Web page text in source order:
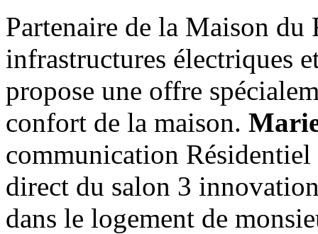
Partenaire de la Maison
infrastructures électriques
propose une offre
confort de la maison.
communication
direct du salon 3
dans le logement de